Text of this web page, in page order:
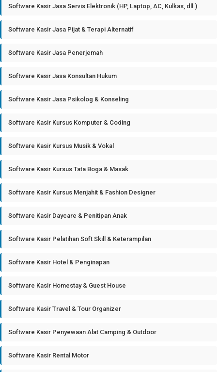
Software Kasir Jasa Servis Elektronik (HP, Laptop, AC, Kulkas, dll.)
Software Kasir Jasa Pijat & Terapi Alternatif
Software Kasir Jasa Penerjemah
Software Kasir Jasa Konsultan Hukum
Software Kasir Jasa Psikolog & Konseling
Software Kasir Kursus Komputer & Coding
Software Kasir Kursus Musik & Vokal
Software Kasir Kursus Tata Boga & Masak
Software Kasir Kursus Menjahit & Fashion Designer
Software Kasir Daycare & Penitipan Anak
Software Kasir Pelatihan Soft Skill & Keterampilan
Software Kasir Hotel & Penginapan
Software Kasir Homestay & Guest House
Software Kasir Travel & Tour Organizer
Software Kasir Penyewaan Alat Camping & Outdoor
Software Kasir Rental Motor